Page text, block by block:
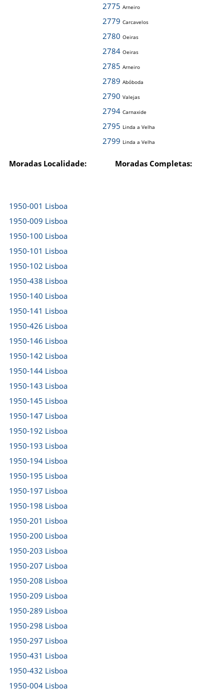
2775 Arneiro
2779 Carcavelos
2780 Oeiras
2784 Oeiras
2785 Arneiro
2789 Abóboda
2790 Valejas
2794 Carnaxide
2795 Linda a Velha
2799 Linda a Velha
Moradas Localidade: Moradas Completas:
1950-001 Lisboa
1950-009 Lisboa
1950-100 Lisboa
1950-101 Lisboa
1950-102 Lisboa
1950-438 Lisboa
1950-140 Lisboa
1950-141 Lisboa
1950-426 Lisboa
1950-146 Lisboa
1950-142 Lisboa
1950-144 Lisboa
1950-143 Lisboa
1950-145 Lisboa
1950-147 Lisboa
1950-192 Lisboa
1950-193 Lisboa
1950-194 Lisboa
1950-195 Lisboa
1950-197 Lisboa
1950-198 Lisboa
1950-201 Lisboa
1950-200 Lisboa
1950-203 Lisboa
1950-207 Lisboa
1950-208 Lisboa
1950-209 Lisboa
1950-289 Lisboa
1950-298 Lisboa
1950-297 Lisboa
1950-431 Lisboa
1950-432 Lisboa
1950-004 Lisboa